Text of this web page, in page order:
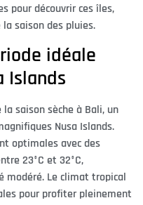
pour découvrir ces îles,
saison des pluies.
idéale
Islands
saison sèche à Bali, un
Nusa Islands.
optimales avec des
23°C et 32°C,
modéré. Le climat tropical
pour profiter pleinement